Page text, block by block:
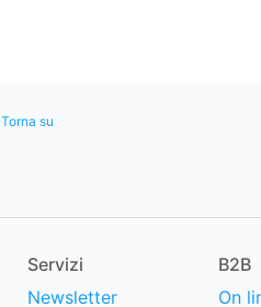
Torna su
Servizi
Newsletter
B2B
On